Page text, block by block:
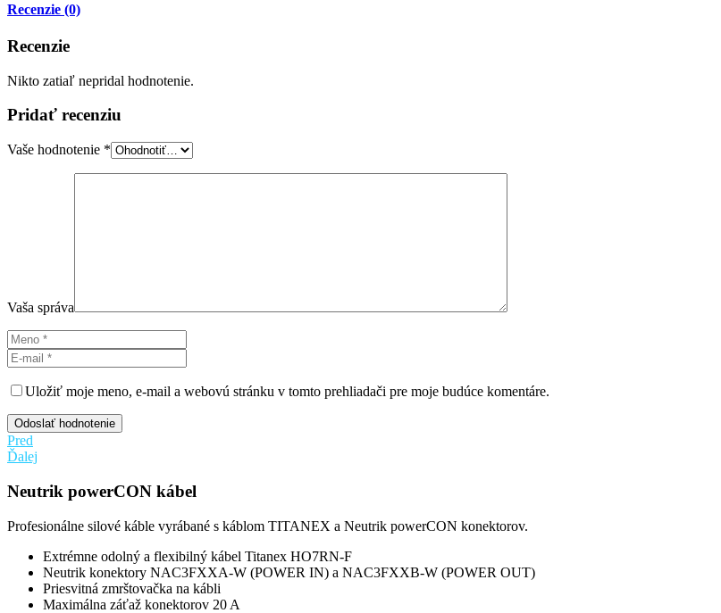
Recenzie (0)
Recenzie
Nikto zatiaľ nepridal hodnotenie.
Pridať recenziu
Vaše hodnotenie *
Vaša správa
Uložiť moje meno, e-mail a webovú stránku v tomto prehliadači pre moje budúce komentáre.
Odoslať hodnotenie
Pred
Ďalej
Neutrik powerCON kábel
Profesionálne silové káble vyrábané s káblom TITANEX a Neutrik powerCON konektorov.
Extrémne odolný a flexibilný kábel Titanex HO7RN-F
Neutrik konektory NAC3FXXA-W (POWER IN) a NAC3FXXB-W (POWER OUT)
Priesvitná zmrštovačka na kábli
Maximálna záťaž konektorov 20 A